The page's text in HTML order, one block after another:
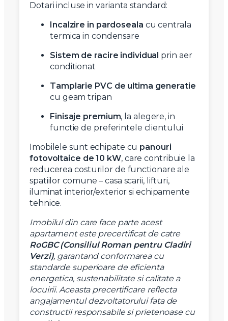
Dotari incluse in varianta standard:
Incalzire in pardoseala cu centrala
termica in condensare
Sistem de racire individual prin aer
conditionat
Tamplarie PVC de ultima generatie
cu geam tripan
Finisaje premium, la alegere, in
functie de preferintele clientului
Imobilele sunt echipate cu panouri
fotovoltaice de 10 kW, care contribuie la
reducerea costurilor de functionare ale
spatiilor comune – casa scarii, lifturi,
iluminat interior/exterior si echipamente
tehnice.
Imobilul din care face parte acest
apartament este precertificat de catre
RoGBC (Consiliul Roman pentru Cladiri
Verzi), garantand conformarea cu
standarde superioare de eficienta
energetica, sustenabilitate si calitate a
locuirii. Aceasta precertificare reflecta
angajamentul dezvoltatorului fata de
constructii responsabile si prietenoase cu